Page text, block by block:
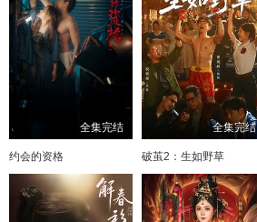
全集完结
约会的资格
全集完结
破茧2：生如野草